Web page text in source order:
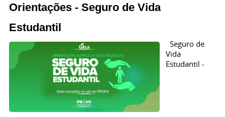
Orientações - Seguro de Vida
Estudantil
Seguro de
Vida
Estudantil -